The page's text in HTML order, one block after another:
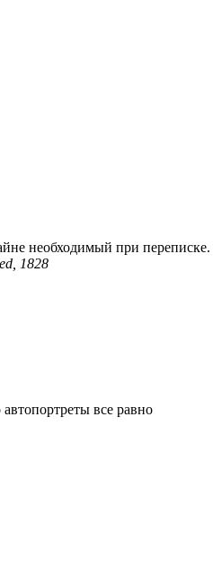
необходимый при переписке.
1828
все равно